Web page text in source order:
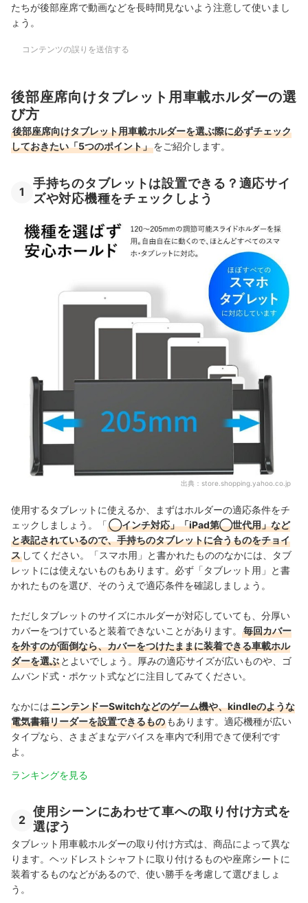
たちが後部座席で動画などを長時間見ないよう注意して使いまし
ょう。
コンテンツの誤りを送信する
後部座席向けタブレット用車載ホルダーの選
び方
後部座席向けタブレット用車載ホルダーを選ぶ際に必ずチェック
しておきたい「5つのポイント」をご紹介します。
1
手持ちのタブレットは設置できる？適応サイ
ズや対応機種をチェックしよう
出典： store.shopping.yahoo.co.jp
使用するタブレットに使えるか、まずはホルダーの適応条件をチ
ェックしましょう。「◯インチ対応」「iPad第◯世代用」など
と表記されているので、手持ちのタブレットに合うものをチョイ
ス してください。「スマホ用」と書かれたもののなかには、タブ
レットには使えないものもあります。必ず「タブレット用」と書
かれたものを選び、そのうえで適応条件を確認しましょう。
ただしタブレットのサイズにホルダーが対応していても、分厚い
カバーをつけていると装着できないことがあります。
毎回カバー
を外すのが面倒なら、カバーをつけたままに装着できる車載ホル
ダーを選ぶ とよいでしょう。
厚みの適応サイズが広いものや、ゴ
ムバンド式・ポケット式などに注目してみてください。
なかにはニンテンドーSwitchなどのゲーム機や、kindleのような
電気書籍リーダーを設置できるもの もあります。適応機種が広い
タイプなら、さまざまなデバイスを車内で利用できて便利です
よ。
ランキングを見る
2
使用シーンにあわせて車への取り付け方式を
選ぼう
タブレット用車載ホルダーの取り付け方式は、商品によって異な
ります。ヘッドレストシャフトに取り付けるものや座席シートに
装着するものなどがあるので、使い勝手を考慮して選びましょ
う。